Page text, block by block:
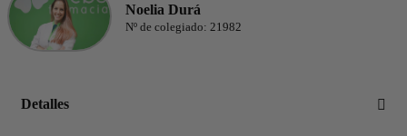
Noelia Durá
Nº de colegiado: 21982
Detalles